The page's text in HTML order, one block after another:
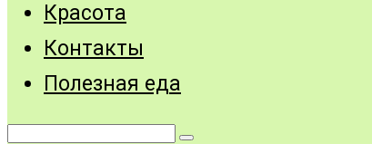
Красота
Контакты
Полезная еда